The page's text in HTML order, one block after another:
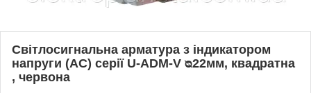
Світлосигнальна арматура з індикатором
напруги (АС) серії U-ADM-V ᴓ22мм, квадратна
, червона